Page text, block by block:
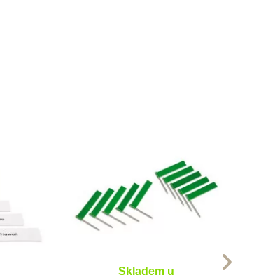
Skladem u